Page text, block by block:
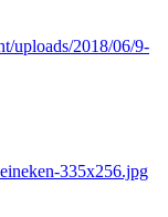
uploads/2018/06/9-
335x256.jpg